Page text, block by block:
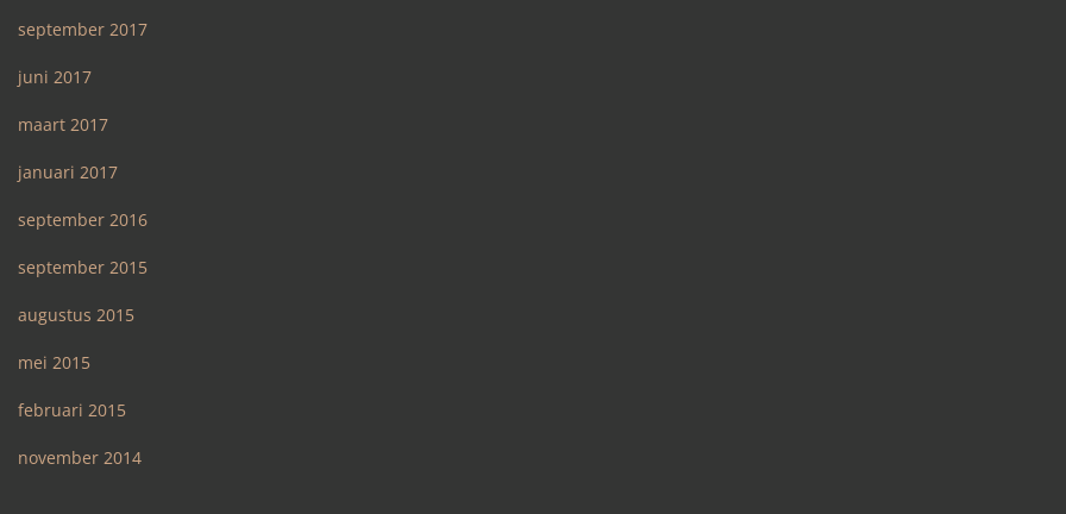
september 2017
juni 2017
maart 2017
januari 2017
september 2016
september 2015
augustus 2015
mei 2015
februari 2015
november 2014